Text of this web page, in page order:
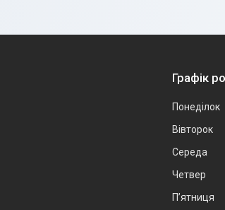
Графік
Понеділок
Вівторок
Середа
Четвер
Пʼятниця